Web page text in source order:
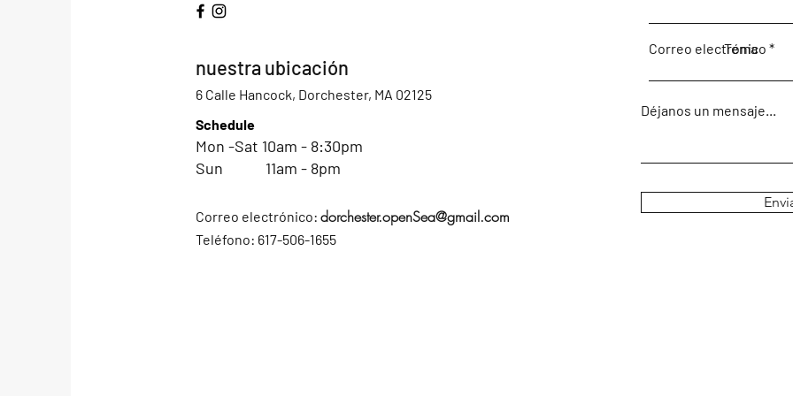
nuestra ubicación
6 Calle Hancock, Dorchester, MA 02125
Schedule
Mon -Sat 10am - 8:30pm
Sun 11am - 8pm
Correo electrónico: dorchester.openSea@gmail.com
Teléfono: 617-506-1655
Correo electrónico
Tema
Déjanos un mensaje...